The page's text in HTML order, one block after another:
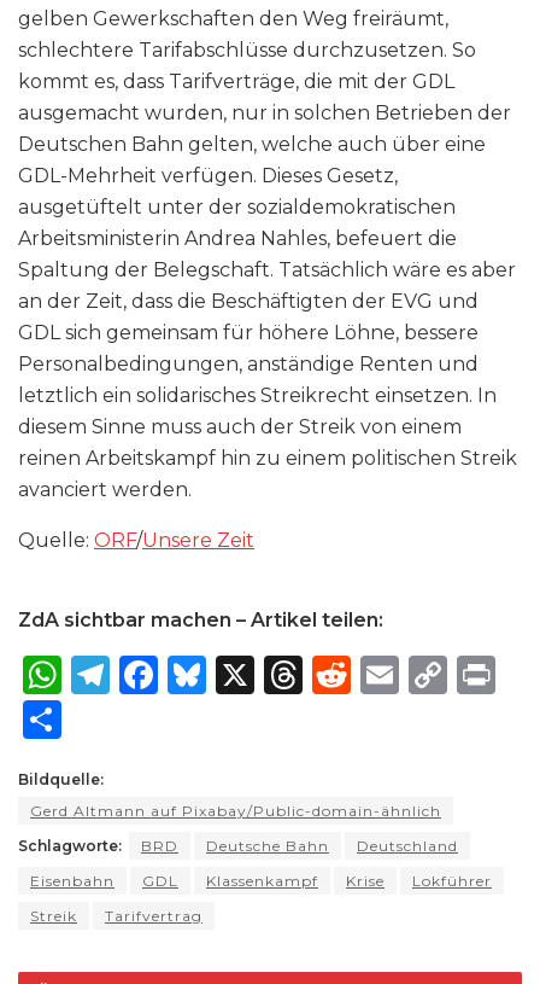
gelben Gewerkschaften den Weg freiräumt,
schlechtere Tarifabschlüsse durchzusetzen. So
kommt es, dass Tarifverträge, die mit der GDL
ausgemacht wurden, nur in solchen Betrieben der
Deutschen Bahn gelten, welche auch über eine
GDL-Mehrheit verfügen. Dieses Gesetz,
ausgetüftelt unter der sozialdemokratischen
Arbeitsministerin Andrea Nahles, befeuert die
Spaltung der Belegschaft. Tatsächlich wäre es aber
an der Zeit, dass die Beschäftigten der EVG und
GDL sich gemeinsam für höhere Löhne, bessere
Personalbedingungen, anständige Renten und
letztlich ein solidarisches Streikrecht einsetzen. In
diesem Sinne muss auch der Streik von einem
reinen Arbeitskampf hin zu einem politischen Streik
avanciert werden.
Quelle: ORF/Unsere Zeit
ZdA sichtbar machen – Artikel teilen:
W
ts
A
p
p
T
ra
m
F
b
o
o
B
k
y
X
T
d
s
R
t
E
C
n
ar
e
Bildquelle:
Gerd Altmann auf Pixabay/Public-domain-ähnlich
Schlagworte:
BRD Deutsche Bahn
Deutschland
Eisenbahn
GDL Klassenkampf Krise
Lokführer
Streik
Tarifvertrag